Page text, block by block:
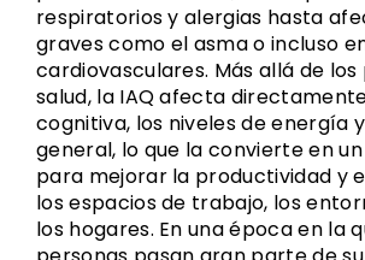
respiratorios y alergias hasta
graves como el asma o incluso
cardiovasculares. Más allá de
salud, la IAQ afecta
cognitiva, los niveles de energía
general, lo que la convierte en
para mejorar la productividad y
los espacios de trabajo, los
los hogares. En una época en la